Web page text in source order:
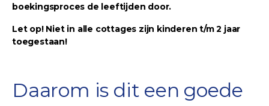
boekingsproces de leeftijden door.
Let op! Niet in alle cottages zijn kinderen t/m 2 jaar
toegestaan!
Daarom is dit een goede